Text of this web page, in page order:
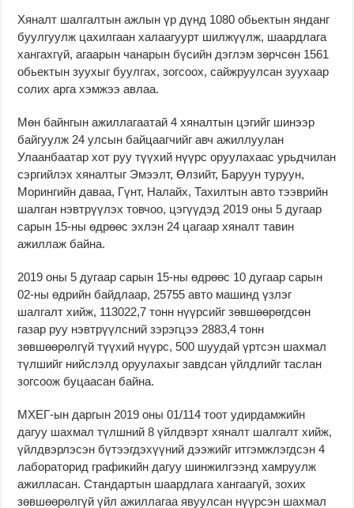
Хяналт шалгалтын ажлын үр дүнд 1080 обьектын янданг
буулгуулж цахилгаан халаагуурт шилжүүлж, шаардлага
хангахгүй, агаарын чанарын бүсийн дэглэм зөрчсөн 1561
обьектын зуухыг буулгах, зогсоох, сайжруулсан зуухаар
солих арга хэмжээ авлаа.
Мөн байнгын ажиллагаатай 4 хяналтын цэгийг шинээр
байгуулж 24 улсын байцаагчийг авч ажиллуулан
Улаанбаатар хот руу түүхий нүүрс оруулахаас урьдчилан
сэргийлэх хяналтыг Эмээлт, Өлзийт, Баруун туруун,
Морингийн даваа, Гүнт, Налайх, Тахилтын авто тээврийн
шалган нэвтрүүлэх товчоо, цэгүүдэд 2019 оны 5 дугаар
сарын 15-ны өдрөөс эхлэн 24 цагаар хяналт тавин
ажиллаж байна.
2019 оны 5 дугаар сарын 15-ны өдрөөс 10 дугаар сарын
02-ны өдрийн байдлаар, 25755 авто машинд үзлэг
шалгалт хийж, 113022,7 тонн нүүрсийг зөвшөөрөгдсөн
газар руу нэвтрүүлсний зэрэгцээ 2883,4 тонн
зөвшөөрөлгүй түүхий нүүрс, 500 шуудай үртсэн шахмал
түлшийг нийслэлд оруулахыг завдсан үйлдлийг таслан
зогсоож буцаасан байна.
МХЕГ-ын даргын 2019 оны 01/114 тоот удирдамжийн
дагуу шахмал түлшний 8 үйлдвэрт хяналт шалгалт хийж,
үйлдвэрлэсэн бүтээгдэхүүний дээжийг итгэмжлэгдсэн 4
лабораторид графикийн дагуу шинжилгээнд хамруулж
ажилласан. Стандартын шаардлага хангаагүй, зохих
зөвшөөрөлгүй үйл ажиллагаа явуулсан нүүрсэн шахмал